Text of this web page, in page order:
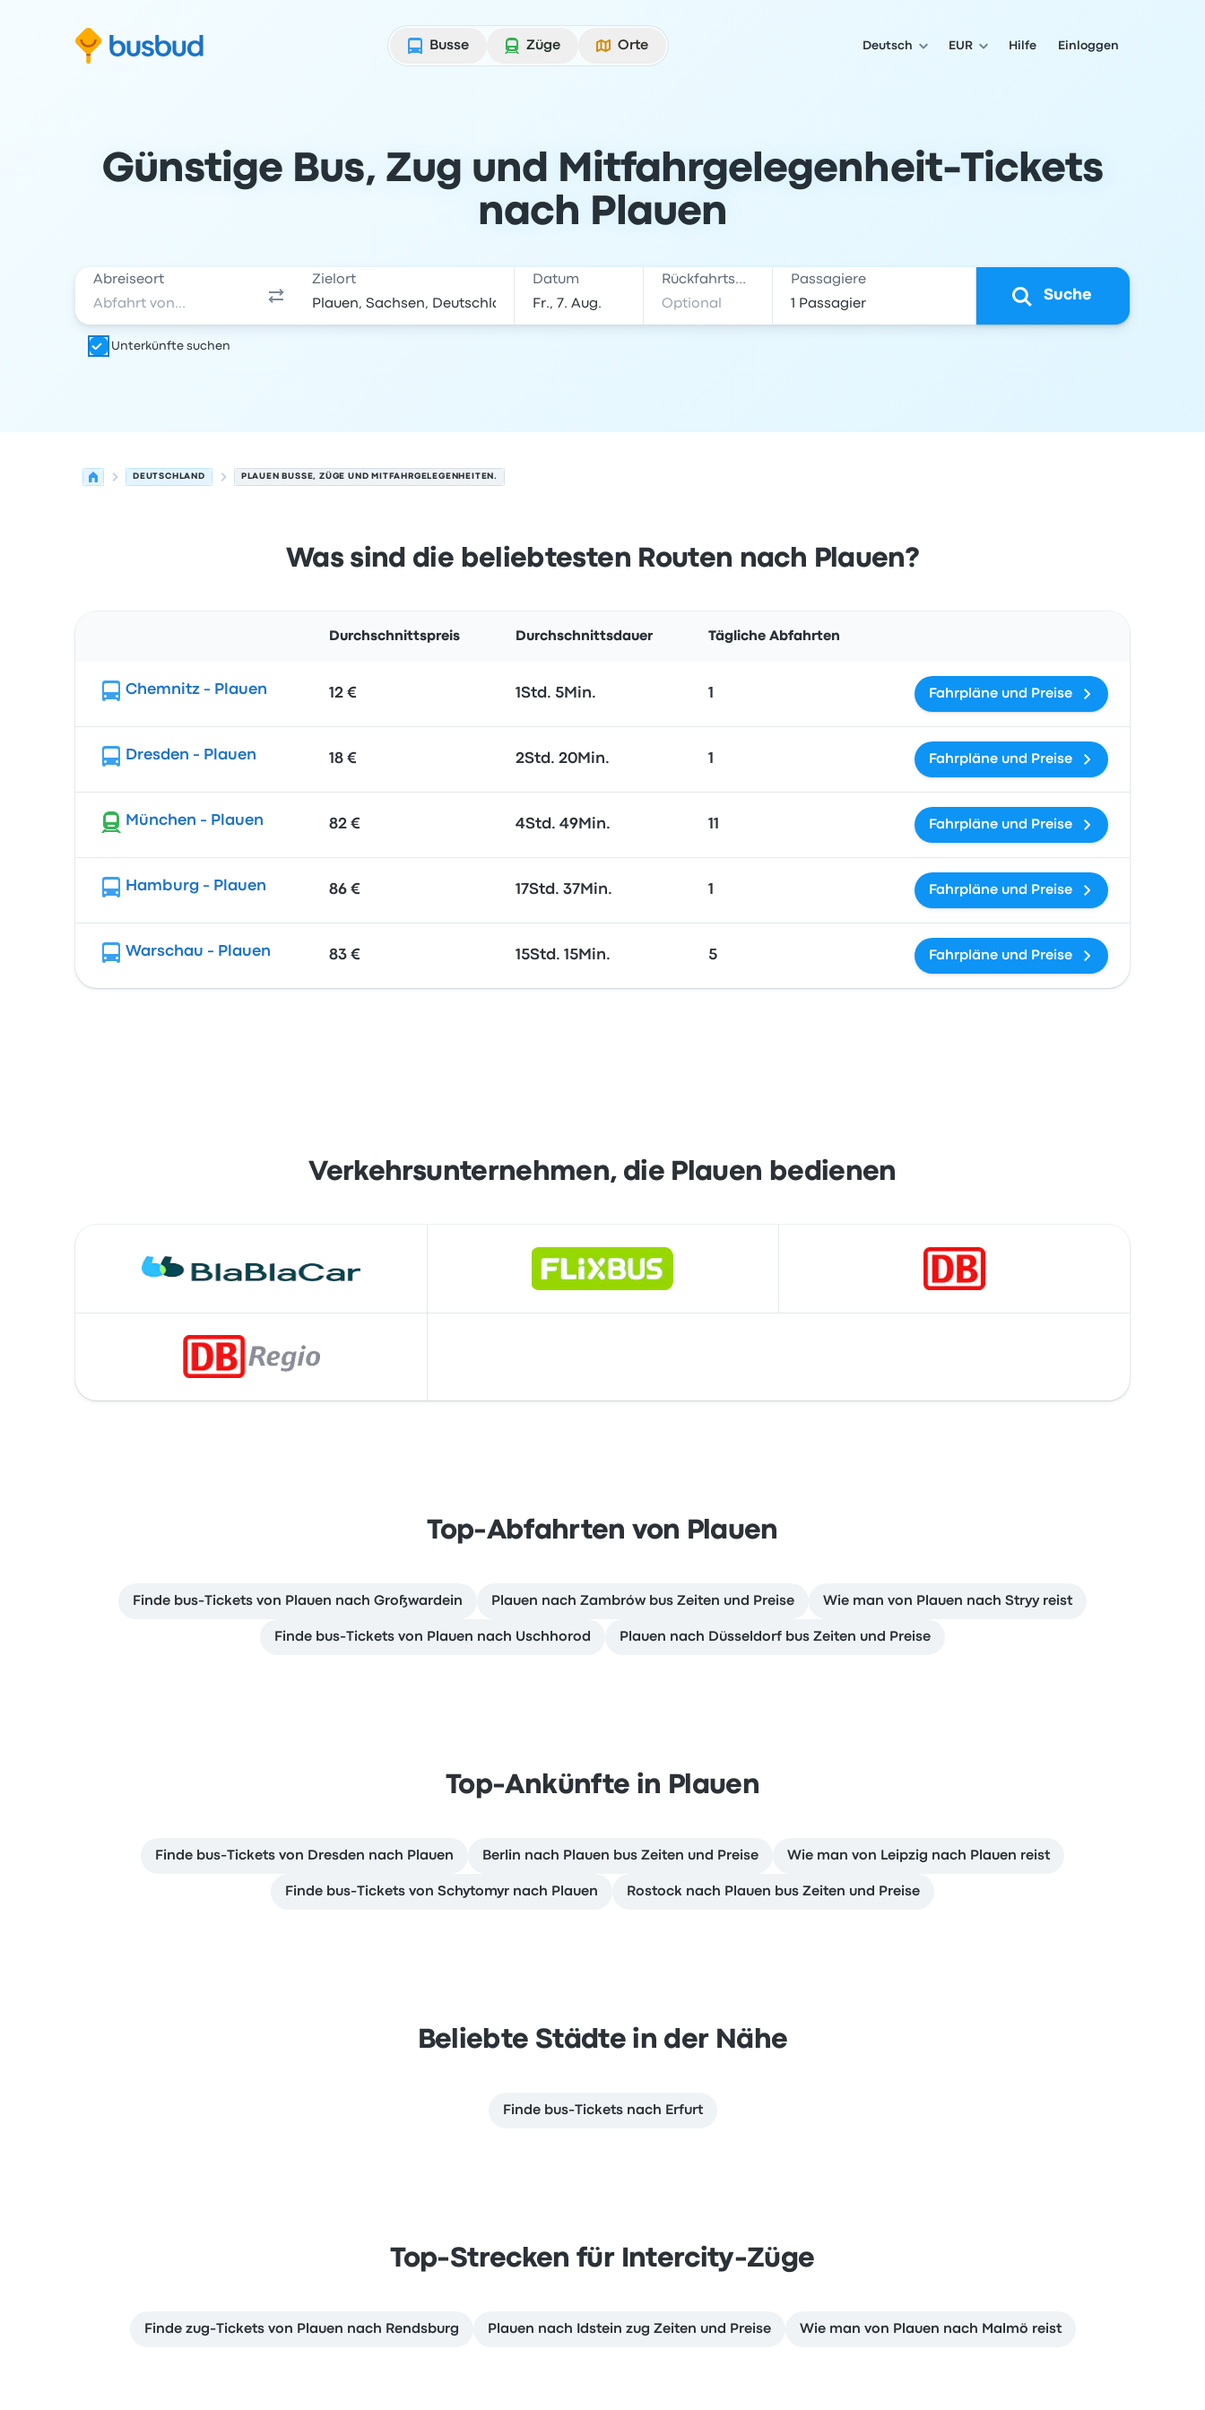
Busse
Züge Orte Deutsch EUR Hilfe Einloggen
Günstige Bus, Zug und Mitfahrgelegenheit-Tickets
nach Plauen
Abreiseort Zielort Datum Rückfahrtsdatum Passagiere
Suche
Unterkünfte suchen
DEUTSCHLAND PLAUEN BUSSE, ZÜGE UND MITFAHRGELEGENHEITEN.
Was sind die beliebtesten Routen nach Plauen?
Durchschnittspreis Durchschnittsdauer Tägliche Abfahrten
Chemnitz - Plauen 12 € 1Std. 5Min. 1 Fahrpläne und Preise
Dresden - Plauen 18 € 2Std. 20Min. 1 Fahrpläne und Preise
München - Plauen 82 € 4Std. 49Min. 11 Fahrpläne und Preise
Hamburg - Plauen 86 € 17Std. 37Min. 1 Fahrpläne und Preise
Warschau - Plauen 83 € 15Std. 15Min. 5 Fahrpläne und Preise
Verkehrsunternehmen, die Plauen bedienen
Top-Abfahrten von Plauen
Finde bus-Tickets von Plauen nach Großwardein Plauen nach Zambrów bus Zeiten und Preise Wie man von Plauen nach Stryy reist
Finde bus-Tickets von Plauen nach Uschhorod Plauen nach Düsseldorf bus Zeiten und Preise
Top-Ankünfte in Plauen
Finde bus-Tickets von Dresden nach Plauen Berlin nach Plauen bus Zeiten und Preise Wie man von Leipzig nach Plauen reist
Finde bus-Tickets von Schytomyr nach Plauen Rostock nach Plauen bus Zeiten und Preise
Beliebte Städte in der Nähe
Finde bus-Tickets nach Erfurt
Top-Strecken für Intercity-Züge
Finde zug-Tickets von Plauen nach Rendsburg Plauen nach Idstein zug Zeiten und Preise Wie man von Plauen nach Malmö reist